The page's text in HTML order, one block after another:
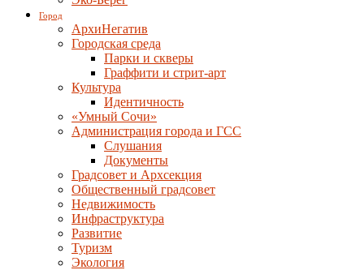
Город
АрхиНегатив
Городская среда
Парки и скверы
Граффити и стрит-арт
Культура
Идентичность
«Умный Сочи»
Администрация города и ГСС
Слушания
Документы
Градсовет и Архсекция
Общественный градсовет
Недвижимость
Инфраструктура
Развитие
Туризм
Экология